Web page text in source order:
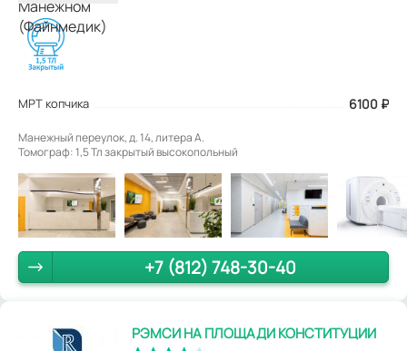
МРТ копчика 6100 ₽
Манежный переулок, д. 14, литера А.
Томограф: 1,5 Тл закрытый высокопольный
+7 (812) 748-30-40
РЭМСИ НА ПЛОЩАДИ КОНСТИТУЦИИ